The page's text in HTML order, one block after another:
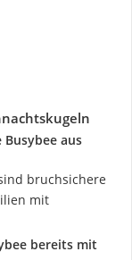
aus
bruchsichere
mit
bereits mit